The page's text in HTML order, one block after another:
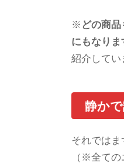
※どの商
にもなりま
紹介してい
静か
それではま
（※全て